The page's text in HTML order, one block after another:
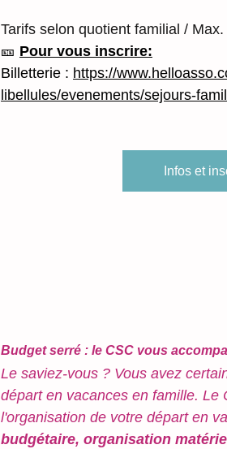
Tarifs selon quotient familial /
🎫 Pour vous inscrire:
Billetterie : https://
libellules/evenements/sejours-
Infos et
Budget serré : le CSC vous
Le saviez-vous ? Vous avez
départ en vacances en famille.
l'organisation de votre départ en
budgétaire, organisation